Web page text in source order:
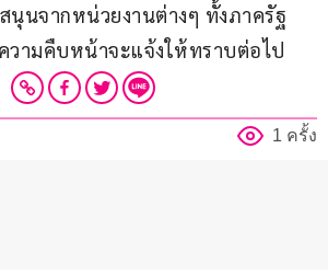
นุนจากหน่วยงานต่างๆ ทั้งภาครัฐ
วามคืบหน้าจะแจ้งให้ทราบต่อไป
1 ครั้ง